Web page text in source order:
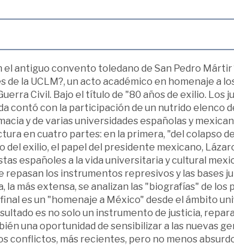
el antiguo convento toledano de San Pedro Mártir
de la UCLM?, un acto académico en homenaje a
Civil. Bajo el título de "80 años de exilio. Los
contó con la participación de un nutrido elenco
y de varias universidades españolas y
en cuatro partes: en la primera, "del colapso
exilio, el papel del presidente mexicano,
españoles a la vida universitaria y cultural
repasan los instrumentos represivos y las bases
la más extensa, se analizan las "biografías" de los
es un "homenaje a México" desde el ámbito
es no solo un instrumento de justicia,
una oportunidad de sensibilizar a las nuevas
conflictos, más recientes, pero no menos